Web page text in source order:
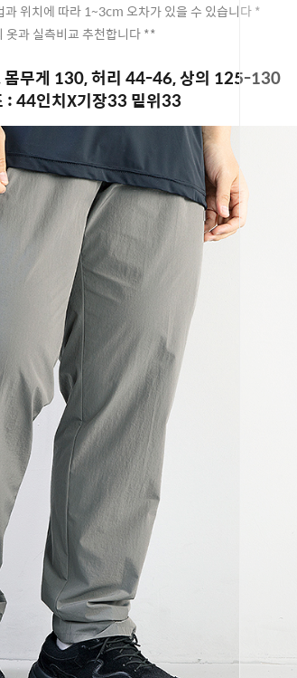
위치에 따라 1~3cm 오차가 있을 수 있습니다 *
옷과 실측비교 추천합니다 **
몸무게 130, 허리 44-46, 상의 125-130
: 44인치X기장33 밑위33